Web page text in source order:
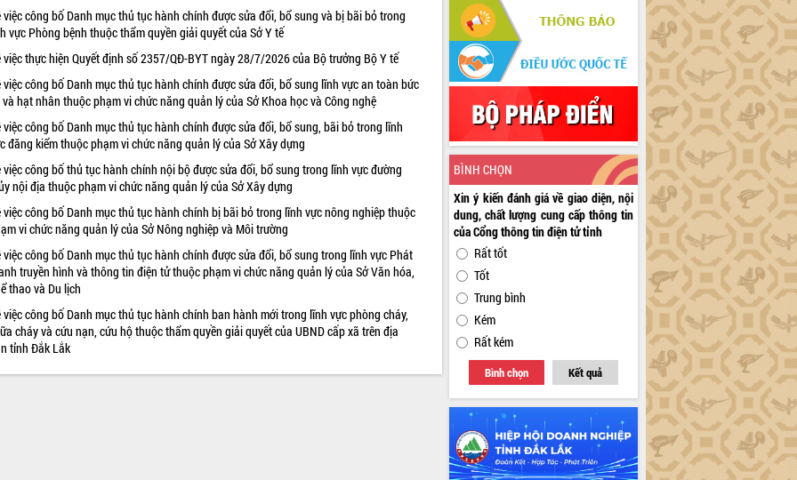
việc công bố Danh mục thủ tục hành chính được sửa đổi, bổ sung và bị bãi bỏ trong
vực Phòng bệnh thuộc thẩm quyền giải quyết của Sở Y tế
việc thực hiện Quyết định số 2357/QĐ-BYT ngày 28/7/2026 của Bộ trưởng Bộ Y tế
việc công bố Danh mục thủ tục hành chính được sửa đổi, bổ sung lĩnh vực an toàn bức
và hạt nhân thuộc phạm vi chức năng quản lý của Sở Khoa học và Công nghệ
việc công bố Danh mục thủ tục hành chính được sửa đổi, bổ sung, bãi bỏ trong lĩnh
đăng kiểm thuộc phạm vi chức năng quản lý của Sở Xây dựng
việc công bố thủ tục hành chính nội bộ được sửa đổi, bổ sung trong lĩnh vực đường
nội địa thuộc phạm vi chức năng quản lý của Sở Xây dựng
việc công bố Danh mục thủ tục hành chính bị bãi bỏ trong lĩnh vực nông nghiệp thuộc
vi chức năng quản lý của Sở Nông nghiệp và Môi trường
việc công bố Danh mục thủ tục hành chính được sửa đổi, bổ sung trong lĩnh vực Phát
truyền hình và thông tin điện tử thuộc phạm vi chức năng quản lý của Sở Văn hóa,
thao và Du lịch
việc công bố Danh mục thủ tục hành chính ban hành mới trong lĩnh vực phòng cháy,
cháy và cứu nạn, cứu hộ thuộc thẩm quyền giải quyết của UBND cấp xã trên địa
tỉnh Đắk Lắk
BÌNH CHỌN
Xin ý kiến đánh giá về giao diện, nội
dung, chất lượng cung cấp thông tin
của Cổng thông tin điện tử tỉnh
Rất tốt
Tốt
Trung bình
Kém
Rất kém
Bình chọn Kết quả